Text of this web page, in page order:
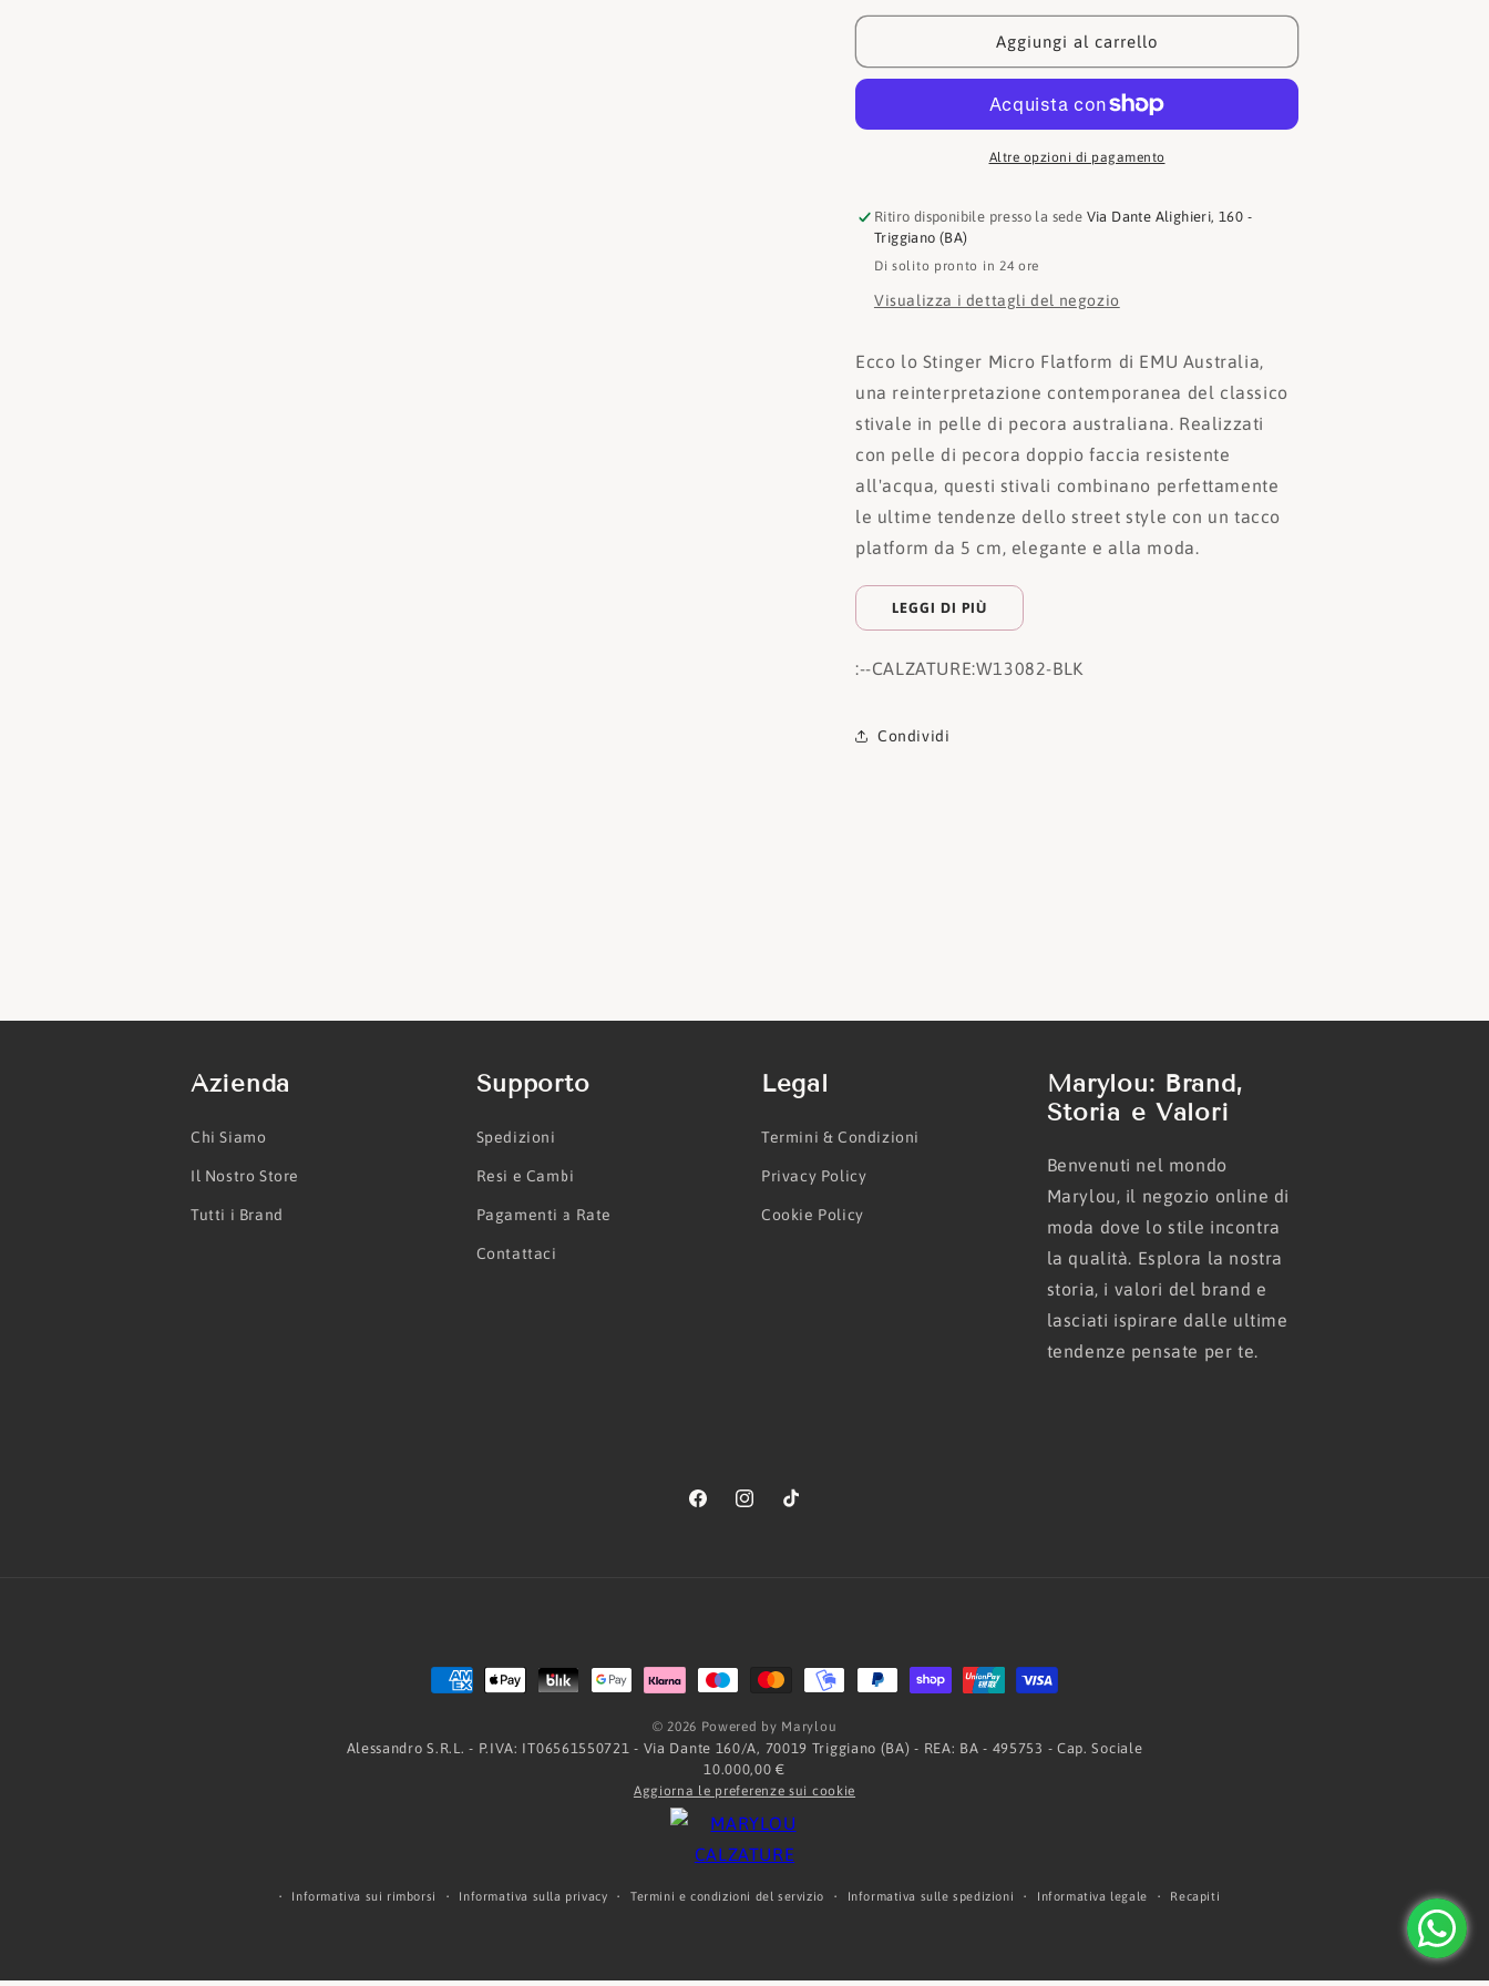
Tronchetto
Micro
Tronchetto
Stinger
Micro
W13082
Aggiungi al carrello
Altre opzioni di pagamento
Ritiro disponibile presso la sede Via Dante Alighieri, 160 -
Triggiano (BA)
Di solito pronto in 24 ore
Visualizza i dettagli del negozio
Ecco lo Stinger Micro Flatform di EMU Australia,
una reinterpretazione contemporanea del classico
stivale in pelle di pecora australiana. Realizzati
con pelle di pecora doppio faccia resistente
all'acqua, questi stivali combinano perfettamente
le ultime tendenze dello street style con un tacco
platform da 5 cm, elegante e alla moda.
LEGGI DI PIÙ
:--CALZATURE:W13082-BLK
Condividi
Azienda
Chi Siamo
Il Nostro Store
Tutti i Brand
Supporto
Spedizioni
Resi e Cambi
Pagamenti a Rate
Contattaci
Legal
Termini & Condizioni
Privacy Policy
Cookie Policy
Marylou: Brand,
Storia e Valori
Benvenuti nel mondo
Marylou, il negozio online di
moda dove lo stile incontra
la qualità. Esplora la nostra
storia, i valori del brand e
lasciati ispirare dalle ultime
tendenze pensate per te.
FacebookInstagramTikTok
Metodi
pagamento
© 2026 Powered by Marylou
Alessandro S.R.L. - P.IVA: IT06561550721 - Via Dante 160/A, 70019 Triggiano (BA) - REA: BA - 495753 - Cap. Sociale
10.000,00 €
Aggiorna le preferenze sui cookie
Informativa sui rimborsi Informativa sulla privacy Termini e condizioni del servizio Informativa sulle spedizioni Informativa legale Recapiti